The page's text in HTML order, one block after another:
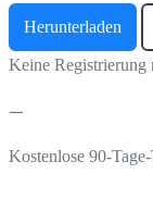
Herunterladen
Keine Registrierung
Kostenlose 90-